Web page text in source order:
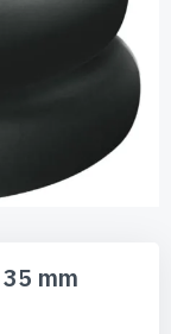
mm